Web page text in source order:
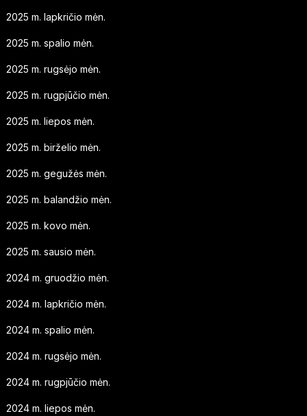
2025 m. lapkričio mėn.
2025 m. spalio mėn.
2025 m. rugsėjo mėn.
2025 m. rugpjūčio mėn.
2025 m. liepos mėn.
2025 m. birželio mėn.
2025 m. gegužės mėn.
2025 m. balandžio mėn.
2025 m. kovo mėn.
2025 m. sausio mėn.
2024 m. gruodžio mėn.
2024 m. lapkričio mėn.
2024 m. spalio mėn.
2024 m. rugsėjo mėn.
2024 m. rugpjūčio mėn.
2024 m. liepos mėn.